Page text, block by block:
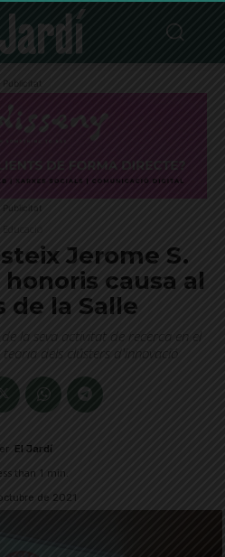
Publicitat
Publicitat
Jerome S.
causa al
de la Salle
la seva activitat de recerca en el
dels clústers d'innovació
El Jardí
than 1 min.
de 2021